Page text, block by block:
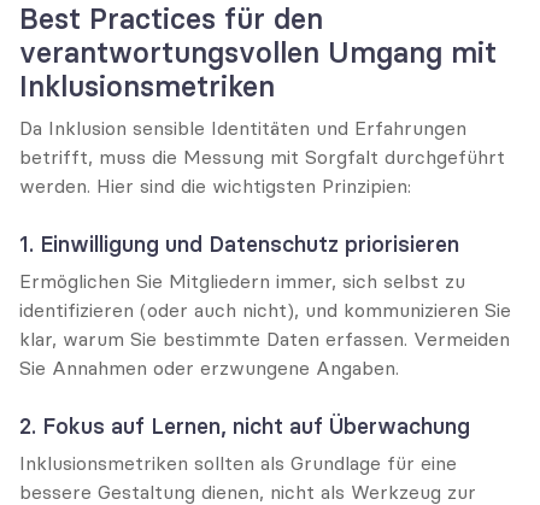
Best Practices für den
verantwortungsvollen Umgang mit
Inklusionsmetriken
Da Inklusion sensible Identitäten und Erfahrungen
betrifft, muss die Messung mit Sorgfalt durchgeführt
werden. Hier sind die wichtigsten Prinzipien:
1. Einwilligung und Datenschutz priorisieren
Ermöglichen Sie Mitgliedern immer, sich selbst zu
identifizieren (oder auch nicht), und kommunizieren Sie
klar, warum Sie bestimmte Daten erfassen. Vermeiden
Sie Annahmen oder erzwungene Angaben.
2. Fokus auf Lernen, nicht auf Überwachung
Inklusionsmetriken sollten als Grundlage für eine
bessere Gestaltung dienen, nicht als Werkzeug zur